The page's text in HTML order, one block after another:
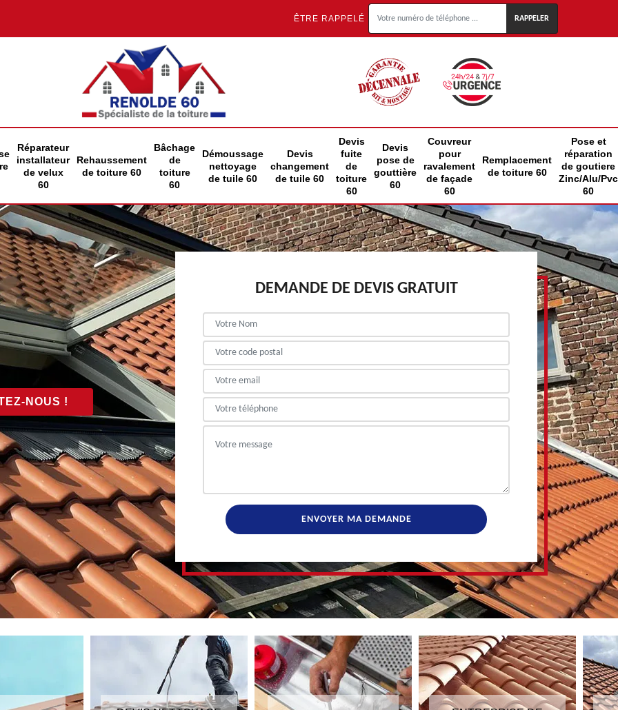
ÊTRE RAPPELÉ
Réparateur
installateur
de velux
60
Rehaussement
de toiture 60
Bâchage
de
toiture
60
Démoussage
nettoyage
de tuile 60
Devis
changement
de tuile 60
Devis
fuite
de
toiture
60
Devis
pose de
gouttière
60
Couvreur
pour
ravalement
de façade
60
Remplacement
de toiture 60
Pose et
réparation
de goutiere
Zinc/Alu/Pvc
60
NOUS !
DEMANDE DE DEVIS GRATUIT